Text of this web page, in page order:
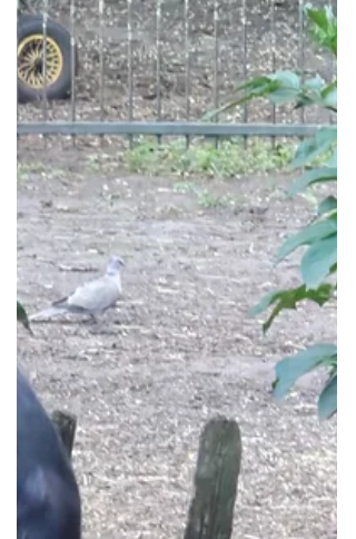
kunnen volgen. Zijn bek valt open van
de taal die beiden uitslaan. Zo'n
burenruzie geeft natuurlijk veel stof tot
roddelen, dus hij probeert zoveel
mogeli